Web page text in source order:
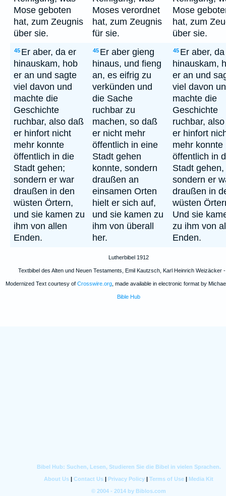
Mose geboten
hat, zum Zeugnis
über sie.
Moses verordnet
hat, zum Zeugnis
für sie.
Mose
hat, zum
über sie.
45 Er aber, da er
hinauskam, hob
er an und sagte
viel davon und
machte die
Geschichte
ruchbar, also daß
er hinfort nicht
mehr konnte
öffentlich in die
Stadt gehen;
sondern er war
draußen in den
wüsten Örtern,
und sie kamen zu
ihm von allen
Enden.
45 Er aber gieng
hinaus, und fieng
an, es eifrig zu
verkünden und
die Sache
ruchbar zu
machen, so daß
er nicht mehr
öffentlich in eine
Stadt gehen
konnte, sondern
draußen an
einsamen Orten
hielt er sich auf,
und sie kamen zu
ihm von überall
her.
45 Er aber,
hinauskam,
er an und
viel davon
machte die
Geschichte
ruchbar,
er hinfort
mehr konnte
öffentlich in
Stadt gehen,
sondern er
draußen in
wüsten
Und sie
zu ihm von
Enden.
Lutherbibel 1912
Textbibel des Alten und Neuen Testaments, Emil Kautzsch, Karl Heinrich Weizäcker
Modernized Text courtesy of Crosswire.org, made available in electronic format by
Bible Hub